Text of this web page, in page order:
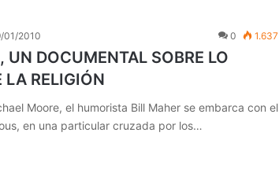
01/2010 0 1.637
UN DOCUMENTAL SOBRE LO
LA RELIGIÓN
Moore, el humorista Bill Maher se embarca con el
en una particular cruzada por los…